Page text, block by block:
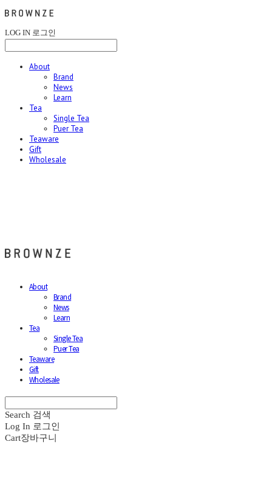
LOG IN 로그인
About
Brand
News
Learn
Tea
Single Tea
Puer Tea
Teaware
Gift
Wholesale
About
Brand
News
Learn
Tea
Single Tea
Puer Tea
Teaware
Gift
Wholesale
Search 검색
Log In 로그인
Cart장바구니